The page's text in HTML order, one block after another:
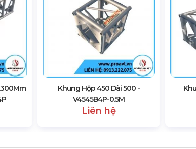
Khung Hộp 450 Dài 500 -
V4545B4P-0.5M
Liên hệ